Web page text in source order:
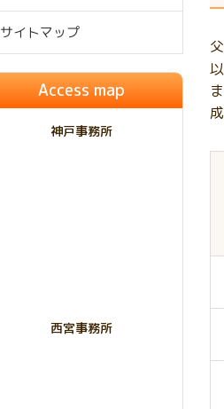
サイトマップ
Access map
神戸事務所
西宮事務所